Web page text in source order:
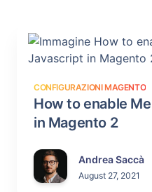
CONFIGURAZIONI MAGENTO
How to enable
in Magento 2
Andrea Saccà
August 27, 2021